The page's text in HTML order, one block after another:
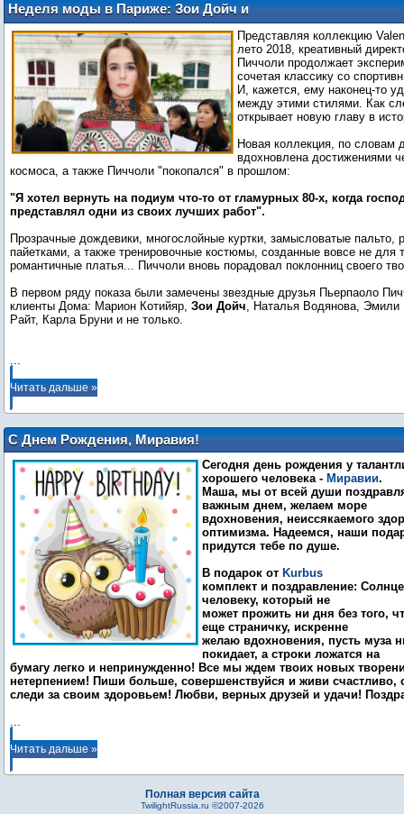
Неделя моды в Париже: Зои Дойч и
другие гости показа Valentino
Представляя коллекцию
лето 2018, креативный
Пиччоли продолжает
сочетая классику со
И, кажется, ему наконец-то
между этими стилями. Как
открывает новую главу в
Новая коллекция, по словам
вдохновлена достижениями
космоса, а также Пиччоли "покопался" в прошлом:
"Я хотел вернуть на подиум что-то от гламурных 80-х, когда
представлял одни из своих лучших работ".
Прозрачные дождевики, многослойные куртки, замысловатые пальто,
пайетками, а также тренировочные костюмы, созданные вовсе не для
романтичные платья... Пиччоли вновь порадовал поклонниц своего
В первом ряду показа были замечены звездные друзья Пьерпаоло
клиенты Дома: Марион Котийяр, Зои Дойч, Наталья Водянова, Эмили
Райт, Карла Бруни и не только.
...
Читать дальше »
С Днем Рождения, Миравия!
Сегодня день рождения у
хорошего человека - Миравии.
Маша, мы от всей души
важным днем, желаем море
вдохновения, неиссякаемого
оптимизма. Надеемся, наши
придутся тебе по душе.
В подарок от Kurbus
комплект и поздравление:
человеку, который не
может прожить ни дня без того,
еще страничку, искренне
желаю вдохновения, пусть муза
покидает, а строки ложатся на
бумагу легко и непринужденно! Все мы ждем твоих новых
нетерпением! Пиши больше, совершенствуйся и живи счастливо,
следи за своим здоровьем! Любви, верных друзей и удачи!
...
Читать дальше »
Полная версия сайта
TwilightRussia.ru ©2007-2026